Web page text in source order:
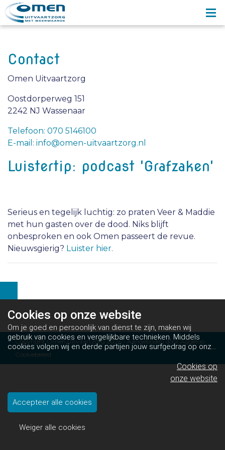
Contact
Omen Uitvaartzorg
Oostdorperweg 151
2242 NJ Wassenaar
Telefoon: 070 5146100
E-mail: info@omen-uitvaartzorg.nl
Luistertip: podcast 'Grafzaken'
Serieus en tegelijk luchtig: zo praten Veer & Maddie
met hun gasten over de dood. Niks blijft
onbesproken en ook Omen passeert de revue.
Nieuwsgierig? Luister hier.
Copyright Omen Uitvaartzorg 2026 - Aangeboden doorAggeloo
Cookiebeleid
Cookies op onze website
Om je goed en persoonlijk van dienst te zijn, maken wij
gebruik van cookies en vergelijkbare technieken. Middels
cookies volgen wij en derde partijen jouw surfgedrag op onze
website. Hiermee tonen wij gepersonaliseerde advertenties
en dit maakt het voor jou mogelijk om informatie te delen via
Cookies op
onze website
Accepteer alle cookies
Weiger alle cookies